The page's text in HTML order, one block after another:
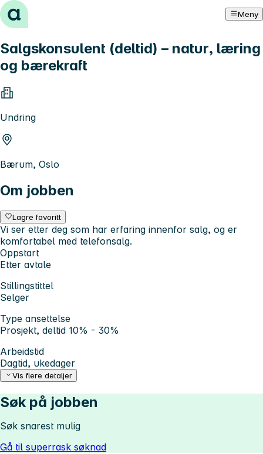
Hopp til innhold Meny
Salgskonsulent (deltid) – natur, læring
og bærekraft
Undring
Bærum, Oslo
Om jobben
Lagre favoritt
Vi ser etter deg som har erfaring innenfor salg, og er
komfortabel med telefonsalg.
Oppstart
Etter avtale
Stillingstittel
Selger
Type ansettelse
Prosjekt, deltid 10% - 30%
Arbeidstid
Dagtid, ukedager
Vis flere detaljer
Søk på jobben
Søk snarest mulig
Gå til superrask søknad